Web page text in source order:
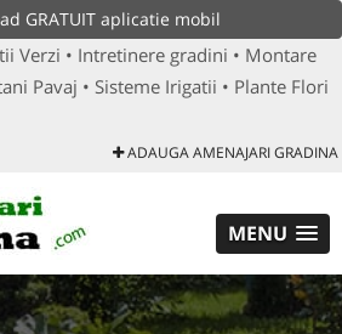
GRATUIT aplicatie mobil
Verzi • Intretinere gradini • Montare
Pavaj • Sisteme Irigatii • Plante Flori
ADAUGA AMENAJARI GRADINA
MENU